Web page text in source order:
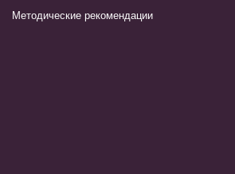
Методические рекомендации